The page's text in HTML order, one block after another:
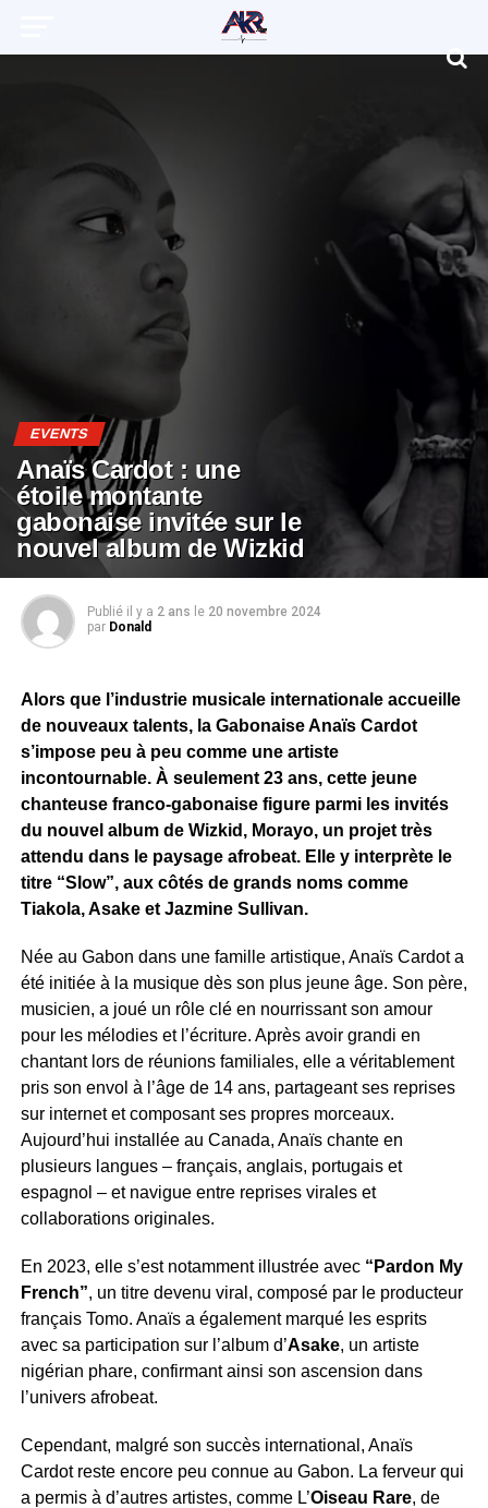
EVENTS
Anaïs Cardot : une
étoile montante
gabonaise invitée sur le
nouvel album de Wizkid
Publié il y a 2 ans le 20 novembre 2024
par Donald
Alors que l’industrie musicale internationale accueille
de nouveaux talents, la Gabonaise Anaïs Cardot
s’impose peu à peu comme une artiste
incontournable. À seulement 23 ans, cette jeune
chanteuse franco-gabonaise figure parmi les invités
du nouvel album de Wizkid, Morayo, un projet très
attendu dans le paysage afrobeat. Elle y interprète le
titre “Slow”, aux côtés de grands noms comme
Tiakola, Asake et Jazmine Sullivan.
Née au Gabon dans une famille artistique, Anaïs Cardot a
été initiée à la musique dès son plus jeune âge. Son père,
musicien, a joué un rôle clé en nourrissant son amour
pour les mélodies et l’écriture. Après avoir grandi en
chantant lors de réunions familiales, elle a véritablement
pris son envol à l’âge de 14 ans, partageant ses reprises
sur internet et composant ses propres morceaux.
Aujourd’hui installée au Canada, Anaïs chante en
plusieurs langues – français, anglais, portugais et
espagnol – et navigue entre reprises virales et
collaborations originales.
En 2023, elle s’est notamment illustrée avec “Pardon My
French”, un titre devenu viral, composé par le producteur
français Tomo. Anaïs a également marqué les esprits
avec sa participation sur l’album d’Asake, un artiste
nigérian phare, confirmant ainsi son ascension dans
l’univers afrobeat.
Cependant, malgré son succès international, Anaïs
Cardot reste encore peu connue au Gabon. La ferveur qui
a permis à d’autres artistes, comme L’Oiseau Rare, de